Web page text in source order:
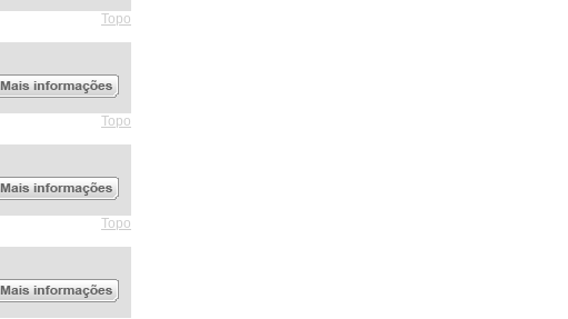
Topo
Topo
Topo